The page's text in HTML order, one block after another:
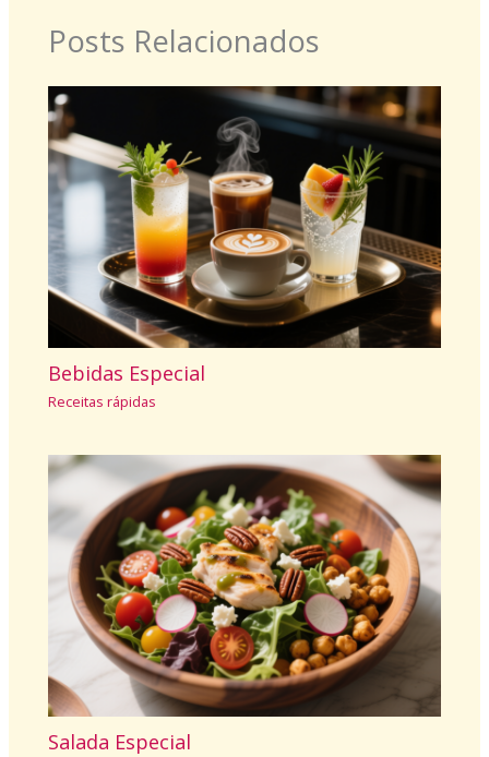
Posts Relacionados
Bebidas Especial
Receitas rápidas
Salada Especial